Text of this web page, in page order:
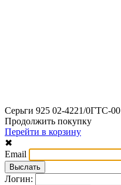
Серьги 925 02-4221/0ГТС-00
Продолжить покупку
Перейти в корзину
✖
Email
Логин: